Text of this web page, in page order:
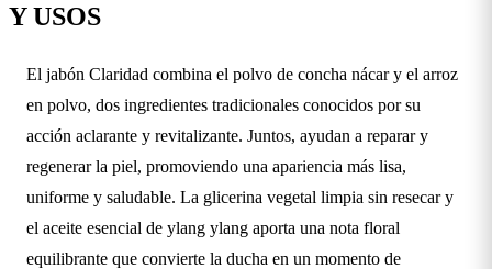
Y USOS
El jabón Claridad combina el polvo de concha nácar y el arroz
en polvo, dos ingredientes tradicionales conocidos por su
acción aclarante y revitalizante. Juntos, ayudan a reparar y
regenerar la piel, promoviendo una apariencia más lisa,
uniforme y saludable. La glicerina vegetal limpia sin resecar y
el aceite esencial de ylang ylang aporta una nota floral
equilibrante que convierte la ducha en un momento de